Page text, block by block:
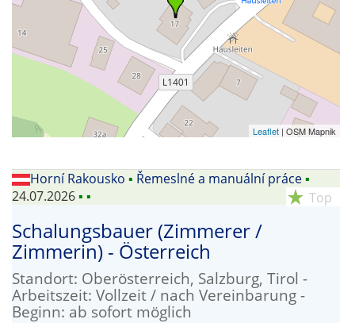
Leaflet| OSM Mapnik
Horní Rakousko ▪ Řemeslné a manuální práce▪
24.07.2026▪ ▪ star_rate Top
Schalungsbauer (Zimmerer /
Zimmerin) - Österreich
Standort: Oberösterreich, Salzburg, Tirol -
Arbeitszeit: Vollzeit / nach Vereinbarung -
Beginn: ab sofort möglich